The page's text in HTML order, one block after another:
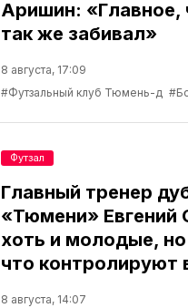
Аришин: «Главное,
так же забивал»
8 августа, 17:09
#Футзальный клуб Тюмень-д
Главный тренер
«Тюмени» Евгений
хоть и молодые,
что контролируют
8 августа, 14:07
Футзал